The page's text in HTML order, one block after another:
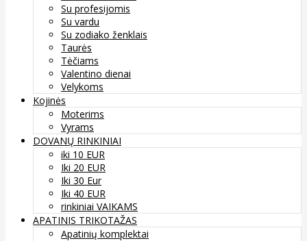
Su profesijomis
Su vardu
Su zodiako ženklais
Taurės
Tėčiams
Valentino dienai
Velykoms
Kojinės
Moterims
Vyrams
DOVANŲ RINKINIAI
iki 10 EUR
Iki 20 EUR
Iki 30 Eur
Iki 40 EUR
rinkiniai VAIKAMS
APATINIS TRIKOTAŽAS
Apatinių komplektai